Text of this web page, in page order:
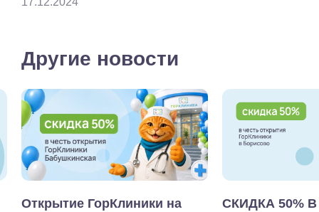
Другие новости
Открытие ГорКлиники на
СКИДКА 50%